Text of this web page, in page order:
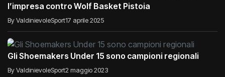
l’impresa contro Wolf Basket Pistoia
By ValdinievoleSport17 aprile 2025
Gli Shoemakers Under 15 sono campioni regionali
By ValdinievoleSport2 maggio 2023